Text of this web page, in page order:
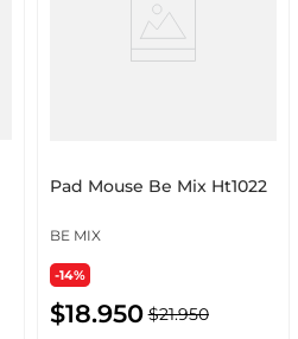
Pad Mouse Be Mix Ht1022
BE MIX
-14%
$18.950 $21.950